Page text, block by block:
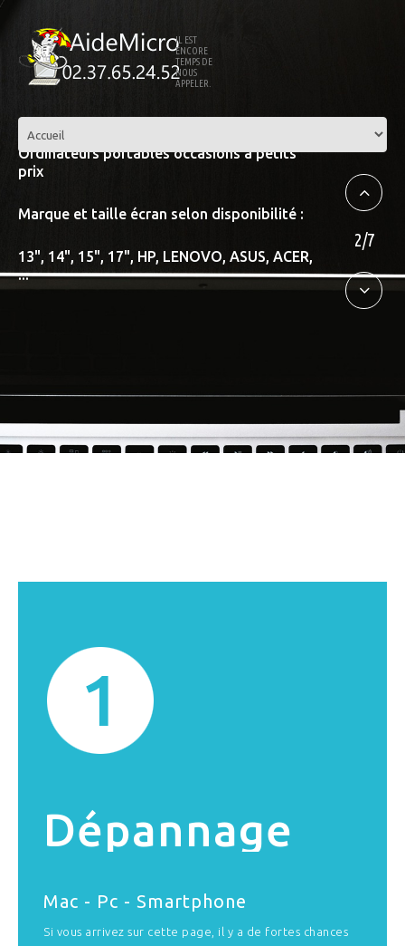
IL EST
ENCORE
TEMPS DE
NOUS
APPELER.
Ordinateurs portables occasions à petits
prix
Marque et taille écran selon disponibilité :
13", 14", 15", 17", HP, LENOVO, ASUS, ACER,
...
2/7
Dépannage
Mac - Pc - Smartphone
Si vous arrivez sur cette page, il y a de fortes chances